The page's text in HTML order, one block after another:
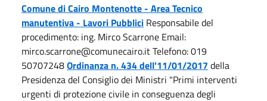
Comune di Cairo Montenotte - Area Tecnico
manutentiva - Lavori Pubblici Responsabile del
procedimento: ing. Mirco Scarrone Email:
mirco.scarrone@comunecairo.it Telefono: 019
50707248Ordinanza n. 434 dell'11/01/2017 della
Presidenza del Consiglio dei Ministri "Primi interventi
urgenti di protezione civile in conseguenza degli